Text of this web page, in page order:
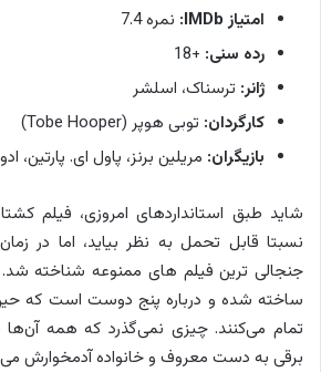
امتیاز IMDb:
نمره 7.4
رده سنی: +18
ژانر: ترسناک، اسلشر
کارگردان: توبی هوپر (Tobe Hooper)
بازیگران: مریلین برنز، پاول ای. پارتین،
شاید طبق استانداردهای امروزی، فیلم
نسبتا قابل تحمل به نظر بیاید، اما در
جنجالی ترین فیلم های ممنوعه شناخته شد.
ساخته شده و درباره پنج دوست است که
تمام می‌کنند. چیزی نمی‌گذرد که همه
برقی به دست معروف و خانواده آدمخوارش